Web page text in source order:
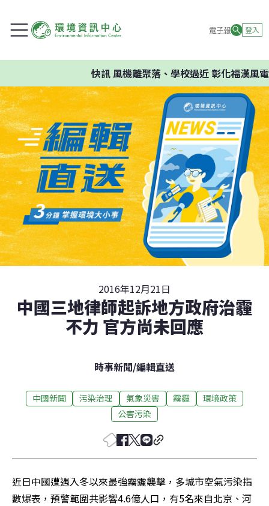
電子報 登入
快訊風機離聚落、學校過近 彰化福漢風電
2016年12月21日
中國三地律師起訴地方政府治霾
不力 官方尚未回應
時事新聞/編輯直送
中國新聞 污染治理 氣象災害 霧霾
環境政策
公害污染
近日中國遭遇入冬以來最強霧霾襲擊，多城市空氣污染指
數爆表，預警範圍共影響4.6億人口，有5名來自北京、河